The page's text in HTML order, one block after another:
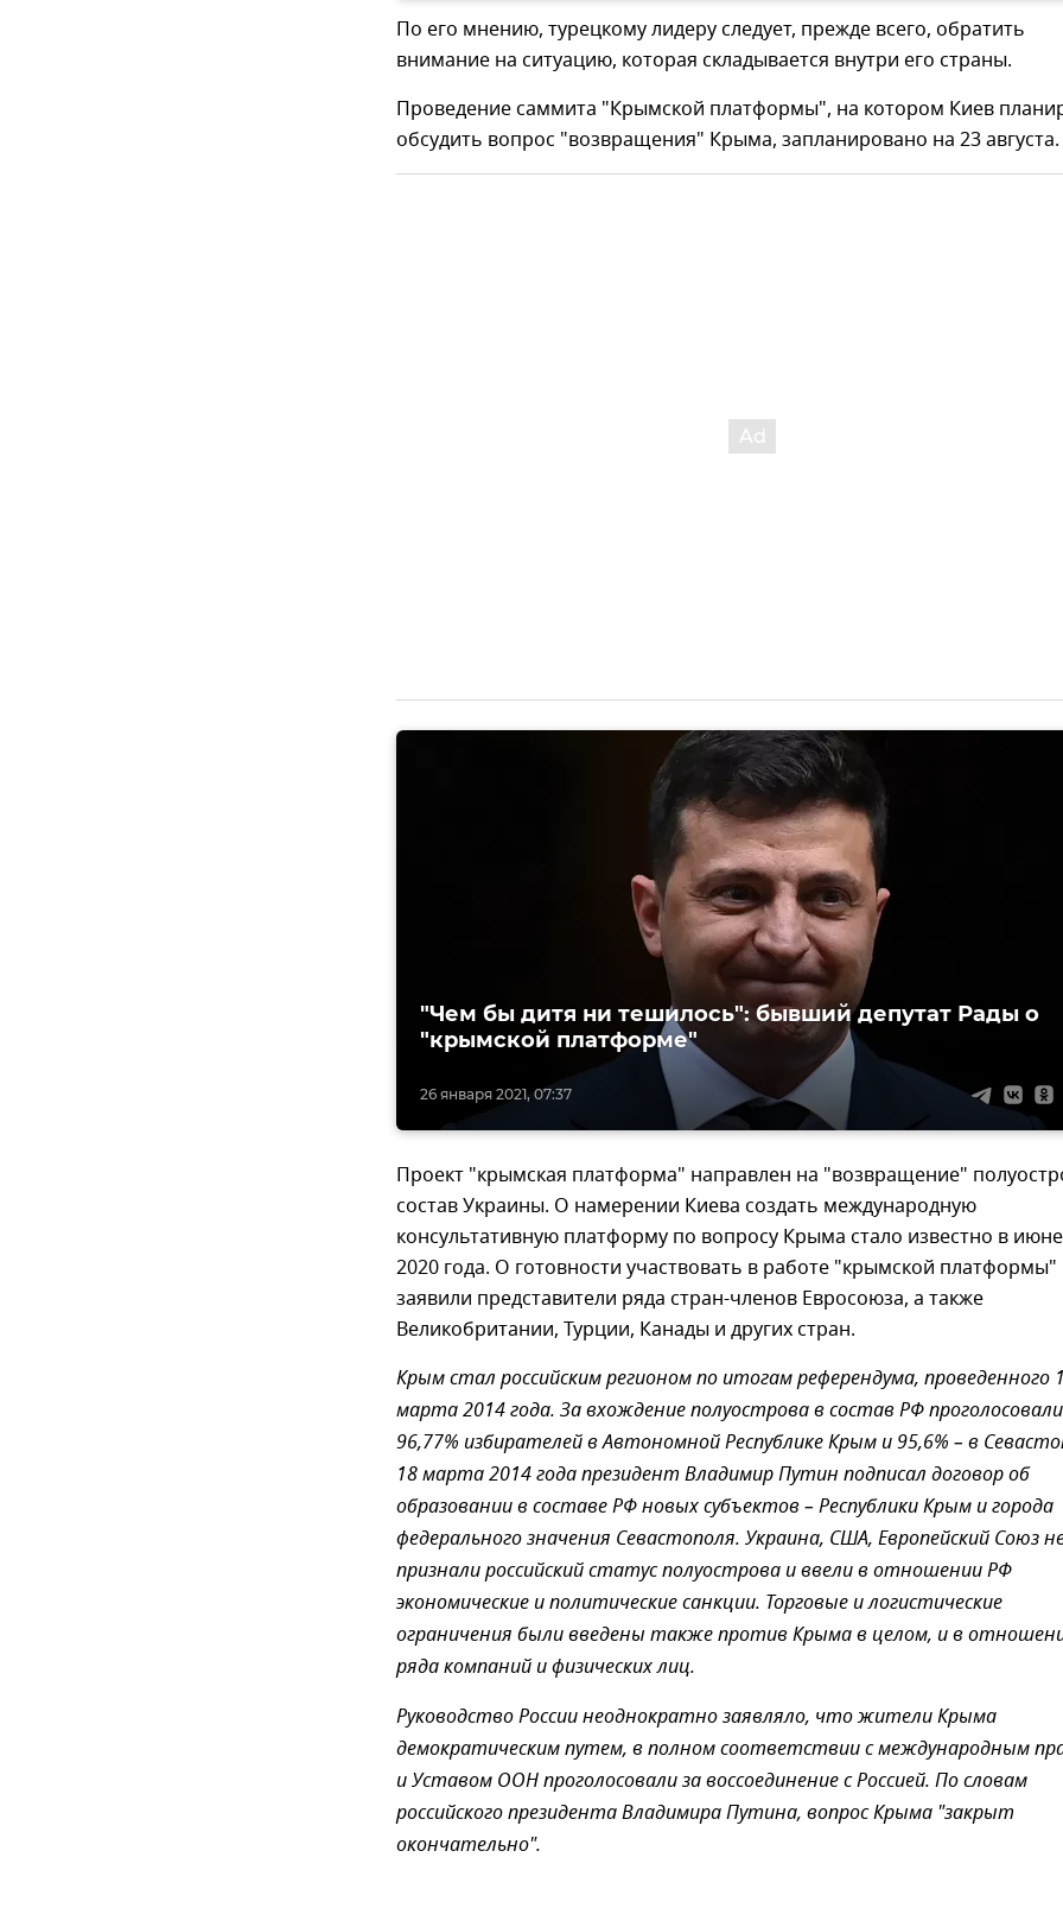
По его мнению, турецкому лидеру следует, прежде всего, обратить
внимание на ситуацию, которая складывается внутри его страны.
Проведение саммита "Крымской платформы", на котором Киев
обсудить вопрос "возвращения" Крыма, запланировано на 23 августа.
26 января 2021, 07:37
"Чем бы дитя ни тешилось": бывший депутат Рады о
"крымской платформе"
Проект "крымская платформа" направлен на "возвращение"
состав Украины. О намерении Киева создать международную
консультативную платформу по вопросу Крыма стало известно в июне
2020 года. О готовности участвовать в работе "крымской платформы"
заявили представители ряда стран-членов Евросоюза, а также
Великобритании, Турции, Канады и других стран.
Крым стал российским регионом по итогам референдума, проведенного
марта 2014 года. За вхождение полуострова в состав РФ проголосовали
96,77% избирателей в Автономной Республике Крым и 95,6% – в
18 марта 2014 года президент Владимир Путин подписал договор об
образовании в составе РФ новых субъектов – Республики Крым и города
федерального значения Севастополя. Украина, США, Европейский Союз
признали российский статус полуострова и ввели в отношении РФ
экономические и политические санкции. Торговые и логистические
ограничения были введены также против Крыма в целом, и в
ряда компаний и физических лиц.
Руководство России неоднократно заявляло, что жители Крыма
демократическим путем, в полном соответствии с международным
и Уставом ООН проголосовали за воссоединение с Россией. По словам
российского президента Владимира Путина, вопрос Крыма "закрыт
окончательно".